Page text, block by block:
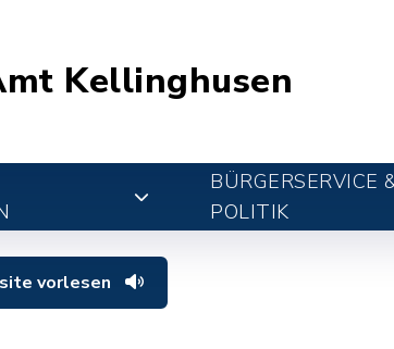
Kellinghusen
BÜRGERSERVICE
POLITIK
vorlesen